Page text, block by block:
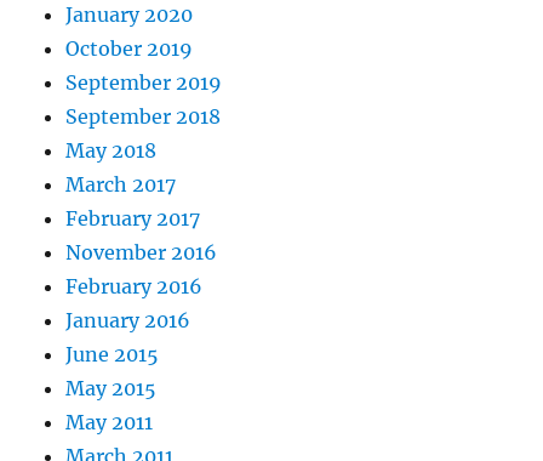
January 2020
October 2019
September 2019
September 2018
May 2018
March 2017
February 2017
November 2016
February 2016
January 2016
June 2015
May 2015
May 2011
March 2011